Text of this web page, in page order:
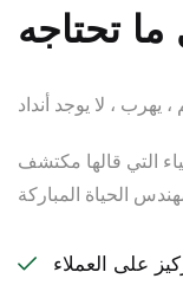
التي قالها مكتشف
على العملاء